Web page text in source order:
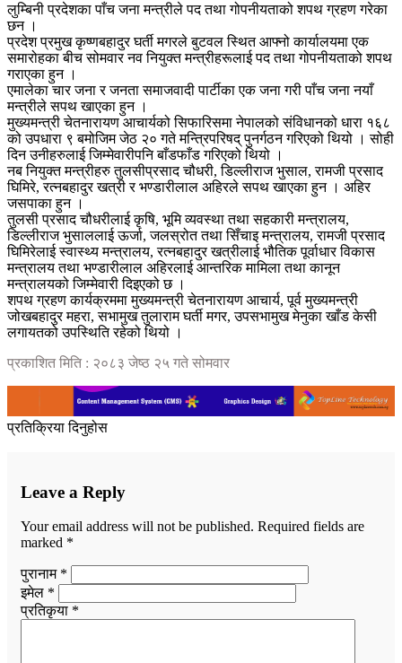
लुम्बिनी प्रदेशका पाँच जना मन्त्रीले पद तथा गोपनीयताको शपथ ग्रहण गरेका
छन ।
प्रदेश प्रमुख कृष्णबहादुर घर्ती मगरले बुटवल स्थित आफ्नो कार्यालयमा एक
समारोहका बीच सोमवार नव नियुक्त मन्त्रीहरूलाई पद तथा गोपनीयताको शपथ
गराएका हुन ।
एमालेका चार जना र जनता समाजवादी पार्टीका एक जना गरी पाँच जना नयाँ
मन्त्रीले सपथ खाएका हुन ।
मुख्यमन्त्री चेतनारायण आचार्यको सिफारिसमा नेपालको संविधानको धारा १६८
को उपधारा ९ बमोजिम जेठ २० गते मन्त्रिपरिषद् पुनर्गठन गरिएको थियो । सोही
दिन उनीहरुलाई जिम्मेवारीपनि बाँडफाँड गरिएको थियो ।
नब नियुक्त मन्त्रीहरु तुलसीप्रसाद चौधरी, डिल्लीराज भुसाल, रामजी प्रसाद
घिमिरे, रत्नबहादुर खत्री र भण्डारीलाल अहिरले सपथ खाएका हुन । अहिर
जसपाका हुन ।
तुलसी प्रसाद चौधरीलाई कृषि, भूमि व्यवस्था तथा सहकारी मन्त्रालय,
डिल्लीराज भुसाललाई ऊर्जा, जलस्रोत तथा सिँचाइ मन्त्रालय, रामजी प्रसाद
घिमिरेलाई स्वास्थ्य मन्त्रालय, रत्नबहादुर खत्रीलाई भौतिक पूर्वाधार विकास
मन्त्रालय तथा भण्डारीलाल अहिरलाई आन्तरिक मामिला तथा कानून
मन्त्रालयको जिम्मेवारी दिइएको छ ।
शपथ ग्रहण कार्यक्रममा मुख्यमन्त्री चेतनारायण आचार्य, पूर्व मुख्यमन्त्री
जोखबहादुर महरा, सभामुख तुलाराम घर्ती मगर, उपसभामुख मेनुका खाँड केसी
लगायतको उपस्थिति रहेको थियो ।
प्रकाशित मिति : २०८३ जेष्ठ २५ गते सोमवार
प्रतिक्रिया दिनुहोस
Leave a Reply
Your email address will not be published. Required fields are
marked *
पुरानाम *
इमेल *
प्रतिकृया *